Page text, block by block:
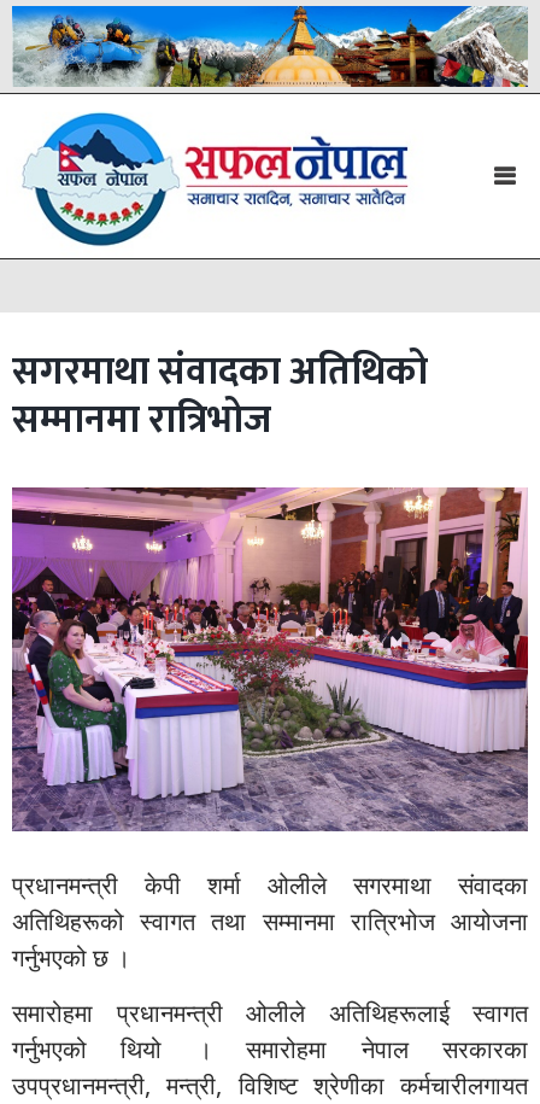
सगरमाथा संवादका अतिथिको
सम्मानमा रात्रिभोज
प्रधानमन्त्री केपी शर्मा ओलीले सगरमाथा संवादका
अतिथिहरूको स्वागत तथा सम्मानमा रात्रिभोज आयोजना
गर्नुभएको छ ।
समारोहमा प्रधानमन्त्री ओलीले अतिथिहरूलाई स्वागत
गर्नुभएको थियो । समारोहमा नेपाल सरकारका
उपप्रधानमन्त्री, मन्त्री, विशिष्ट श्रेणीका कर्मचारीलगायत